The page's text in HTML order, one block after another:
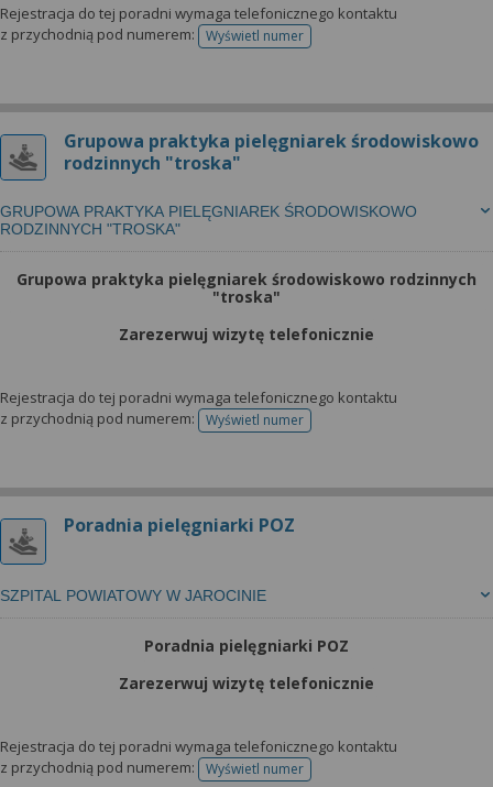
Rejestracja do tej poradni wymaga telefonicznego kontaktu
z przychodnią pod numerem:
Wyświetl numertelefonu do rejestracji
Grupowa praktyka pielęgniarek środowiskowo
rodzinnych "troska"
GRUPOWA PRAKTYKA PIELĘGNIAREK ŚRODOWISKOWO
RODZINNYCH "TROSKA"
Grupowa praktyka pielęgniarek środowiskowo rodzinnych
"troska"
Zarezerwuj wizytę telefonicznie
Rejestracja do tej poradni wymaga telefonicznego kontaktu
z przychodnią pod numerem:
Wyświetl numertelefonu do rejestracji
Poradnia pielęgniarki POZ
SZPITAL POWIATOWY W JAROCINIE
Poradnia pielęgniarki POZ
Zarezerwuj wizytę telefonicznie
Rejestracja do tej poradni wymaga telefonicznego kontaktu
z przychodnią pod numerem:
Wyświetl numertelefonu do rejestracji